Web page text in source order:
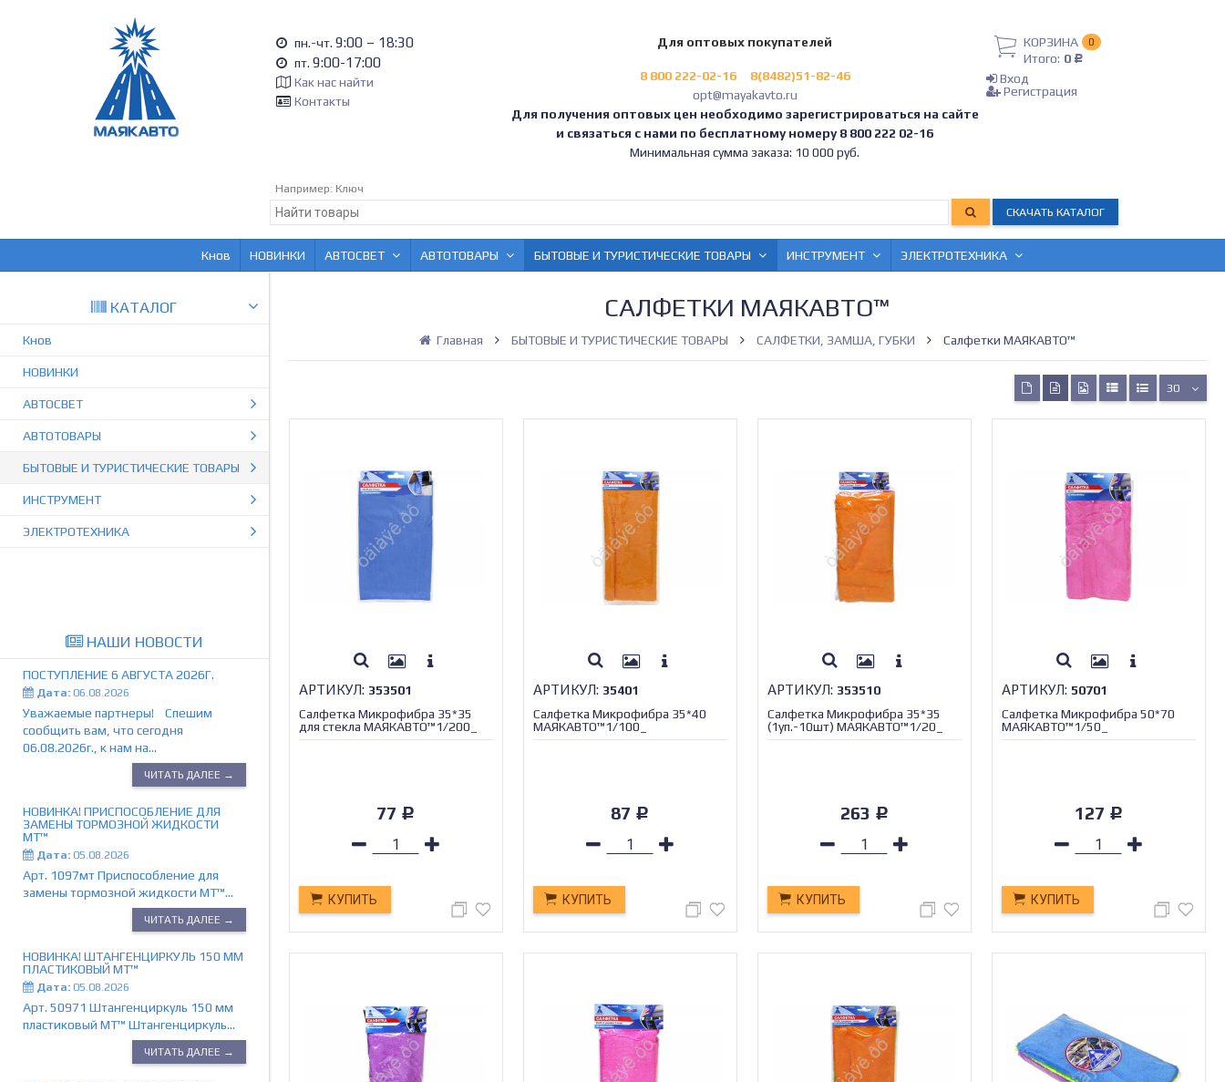
пн.-чт. 9:00 – 18:30
пт. 9:00-17:00
Как нас найти
Контакты
Для оптовых покупателей
8 800 222-02-16
8(8482)51-82-46
opt@mayakavto.ru
Для получения оптовых цен необходимо зарегистрироваться на сайте
и связаться с нами по бесплатному номеру 8 800 222 02-16
Минимальная сумма заказа: 10 000 руб.
КОРЗИНА 0
Итого: 0 Р
Вход
Регистрация
Например: Ключ
СКАЧАТЬ КАТАЛОГ
Кнов НОВИНКИ АВТОСВЕТ АВТОТОВАРЫ БЫТОВЫЕ И ТУРИСТИЧЕСКИЕ ТОВАРЫ ИНСТРУМЕНТ ЭЛЕКТРОТЕХНИКА
КАТАЛОГ
Кнов
НОВИНКИ
АВТОСВЕТ
АВТОТОВАРЫ
БЫТОВЫЕ И ТУРИСТИЧЕСКИЕ ТОВАРЫ
ИНСТРУМЕНТ
ЭЛЕКТРОТЕХНИКА
НАШИ НОВОСТИ
ПОСТУПЛЕНИЕ 6 АВГУСТА 2026Г.
Дата: 06.08.2026
Уважаемые партнеры! Спешим
сообщить вам, что сегодня
06.08.2026г., к нам на...
ЧИТАТЬ ДАЛЕЕ →
НОВИНКА! ПРИСПОСОБЛЕНИЕ ДЛЯ
ЗАМЕНЫ ТОРМОЗНОЙ ЖИДКОСТИ
МТ™
Дата: 05.08.2026
Арт. 1097мт Приспособление для
замены тормозной жидкости МТ™...
ЧИТАТЬ ДАЛЕЕ →
НОВИНКА! ШТАНГЕНЦИРКУЛЬ 150 ММ
ПЛАСТИКОВЫЙ MT™
Дата: 05.08.2026
Арт. 50971 Штангенциркуль 150 мм
пластиковый MT™ Штангенциркуль...
ЧИТАТЬ ДАЛЕЕ →
САЛФЕТКИ МАЯКАВТО™
Главная БЫТОВЫЕ И ТУРИСТИЧЕСКИЕ ТОВАРЫ САЛФЕТКИ, ЗАМША, ГУБКИ Салфетки МАЯКАВТО™
30
АРТИКУЛ: 353501
Салфетка Микрофибра 35*35
для стекла МАЯКАВТО™1/200_
77 Р
КУПИТЬ
АРТИКУЛ: 35401
Салфетка Микрофибра 35*40
МАЯКАВТО™1/100_
87 Р
КУПИТЬ
АРТИКУЛ: 353510
Салфетка Микрофибра 35*35
(1уп.-10шт) МАЯКАВТО™1/20_
263 Р
КУПИТЬ
АРТИКУЛ: 50701
Салфетка Микрофибра 50*70
МАЯКАВТО™1/50_
127 Р
КУПИТЬ